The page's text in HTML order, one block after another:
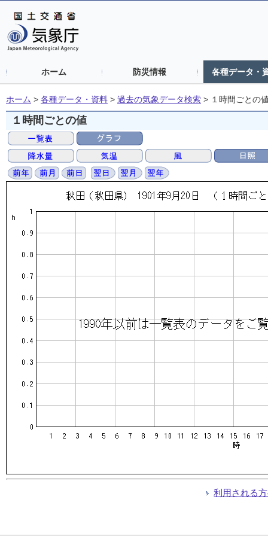
ホーム 防災情報 各種データ・
ホーム > 各種データ・資料 > 過去の気象データ検索 > １時間ごとの
１時間ごとの値
利用される